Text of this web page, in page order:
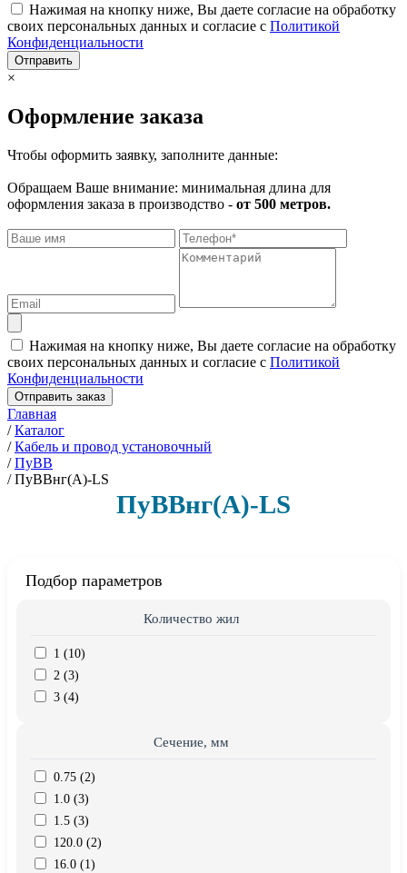
Нажимая на кнопку ниже, Вы даете согласие на обработку
своих персональных данных и согласие с Политикой
Конфиденциальности
Отправить
×
Оформление заказа
Чтобы оформить заявку, заполните данные:
Обращаем Ваше внимание: минимальная длина для
оформления заказа в производство - от 500 метров.
Нажимая на кнопку ниже, Вы даете согласие на обработку
своих персональных данных и согласие с Политикой
Конфиденциальности
Отправить заказ
Главная
/Каталог
/Кабель и провод установочный
/ПуВВ
/ПуВВнг(А)-LS
ПуВВнг(А)-LS
Подбор параметров
Количество жил
1 (10)
2 (3)
3 (4)
Сечение, мм
0.75 (2)
1.0 (3)
1.5 (3)
120.0 (2)
16.0 (1)